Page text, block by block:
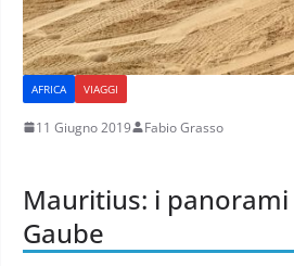
AFRICA VIAGGI
11 Giugno 2019 Fabio Grasso
Mauritius: i
Gaube